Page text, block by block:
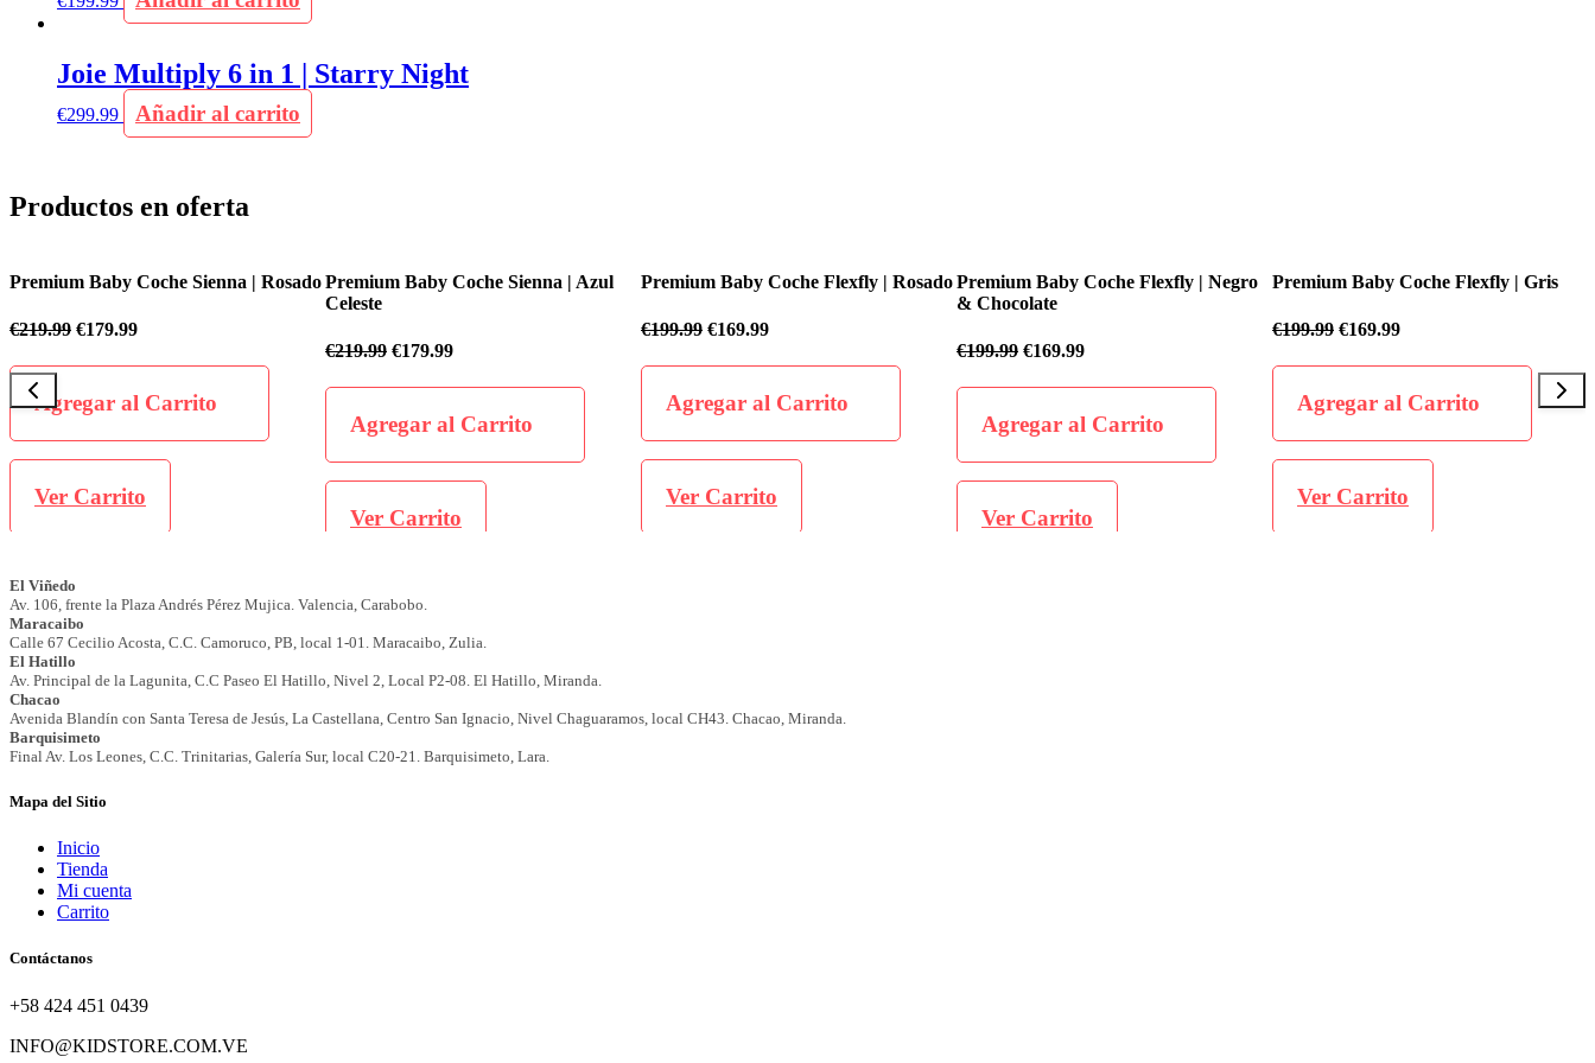
Joie Multiply 6 in 1 | Starry Night
€299.99 Añadir al carrito
Productos en oferta
Premium Baby Coche Sienna | Azul
Premium Baby Coche Flexfly | RosadoPremium Baby Coche Flexfly | Negro
Premium Baby Coche Flexfly | Gris Premium Baby Coche Flexfly | Negro
€199.99 €169.99
Agregar al Carrito
Ver Carrito
Mapa del Sitio
Inicio
Tienda
Mi cuenta
Carrito
Contáctanos
+58 424 451 0439
INFO@KIDSTORE.COM.VE